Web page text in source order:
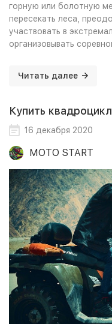
горную или болотную
пересекать леса,
участвовать в
организовывать
Читать далее
Купить
16 декабря 2020
MOTO START